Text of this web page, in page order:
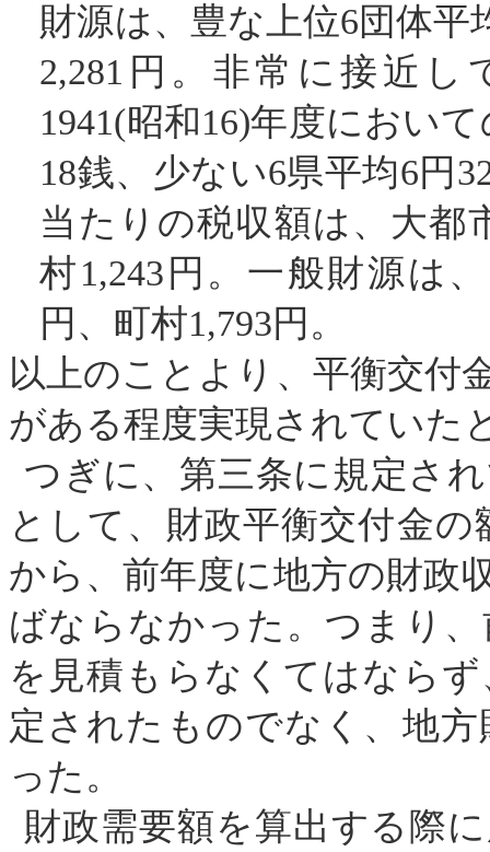
財源は、豊な上位6団体平
2,281 円。非常に接近し
1941(昭和16)年度におい
18銭、少ない6県平均6円
当たりの税収額は、大都
村1,243 円。一般財源は
円、町村1,793円。
以上のことより、平衡交付
がある程度実現されていた
つぎに、 第三条に規定さ
として、財政平衡交付金
から、前年度に地方の財政
ばならなかった。つまり
を見積もらなくてはなら
定されたものでなく、地
った。
財政需要額を算出する際